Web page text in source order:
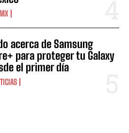
acerca de Samsung
para proteger tu Galaxy
el primer día